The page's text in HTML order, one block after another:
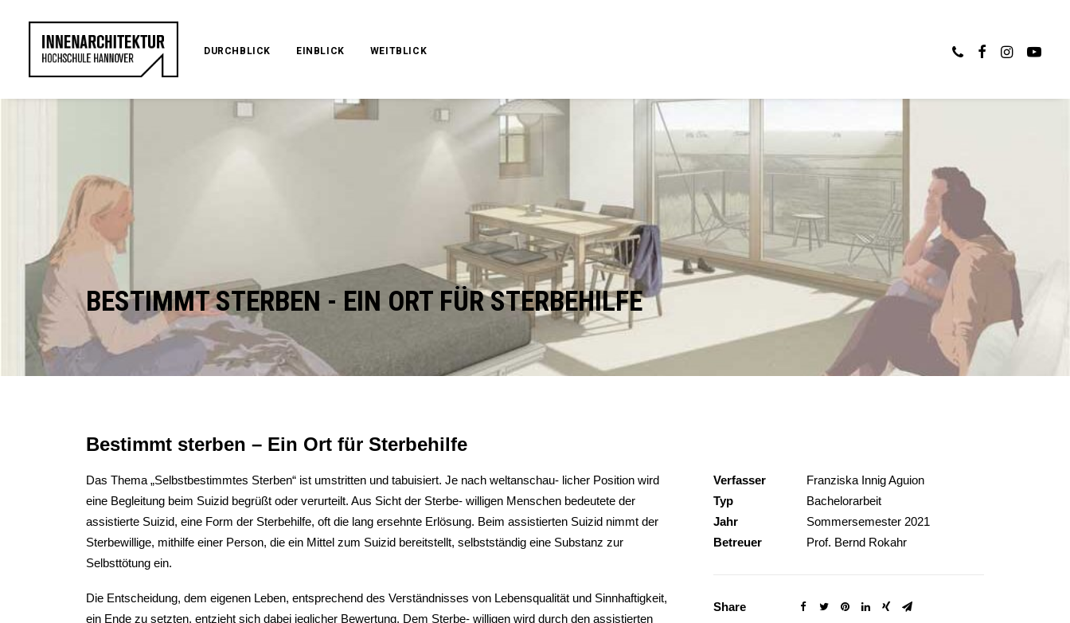
DURCHBLICK EINBLICK WEITBLICK
BESTIMMT STERBEN - EIN ORT FÜR STERBEHILFE
Bestimmt sterben – Ein Ort für Sterbehilfe
Das Thema „Selbstbestimmtes Sterben“ ist umstritten und tabuisiert. Je nach weltanschau- licher Position wird
eine Begleitung beim Suizid begrüßt oder verurteilt. Aus Sicht der Sterbe- willigen Menschen bedeutete der
assistierte Suizid, eine Form der Sterbehilfe, oft die lang ersehnte Erlösung. Beim assistierten Suizid nimmt der
Sterbewillige, mithilfe einer Person, die ein Mittel zum Suizid bereitstellt, selbstständig eine Substanz zur
Selbsttötung ein.
Die Entscheidung, dem eigenen Leben, entsprechend des Verständnisses von Lebensqualität und Sinnhaftigkeit,
ein Ende zu setzten, entzieht sich dabei jeglicher Bewertung. Dem Sterbe- willigen wird durch den assistierten
Verfasser
Franziska Innig Aguion
Typ
Bachelorarbeit
Jahr
Sommersemester 2021
Betreuer
Prof. Bernd Rokahr
Share